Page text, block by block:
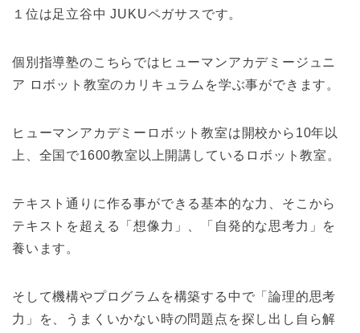
１位は足立谷中 JUKUペガサスです。
個別指導塾のこちらではヒューマンアカデミージュニ
ア ロボット教室のカリキュラムを学ぶ事ができます。
ヒューマンアカデミーロボット教室は開校から10年以
上、全国で1600教室以上開講しているロボット教室。
テキスト通りに作る事ができる基本的な力、そこから
テキストを超える「想像力」、「自発的な思考力」を
養います。
そして機構やプログラムを構築する中で「論理的思考
力」を、うまくいかない時の問題点を探し出し自ら解